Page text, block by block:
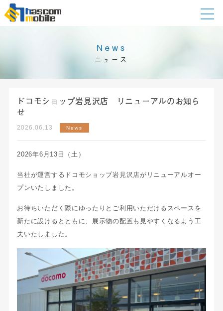
News
ニュース
ドコモショップ岩見沢店 リニューアルのお知ら
せ
2026.06.13 News
2026年6月13日（土）
当社が運営するドコモショップ岩見沢店がリニューアルオー
プンいたしました。
お待ちいただく際にゆったりとご利用いただけるスペースを
新たに設けるとともに、展示物の配置も見やすくなるよう工
夫いたしました。